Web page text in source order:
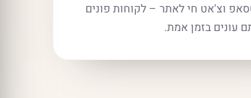
וצ'אט חי לאתר – לקוחות פונים
עונים בזמן אמת.